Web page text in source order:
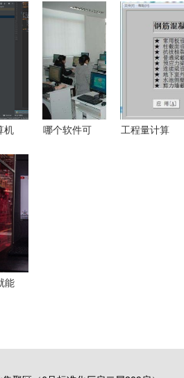
栈解决方案
理软件设计
与实现
机
工
哪个软件可
工程量计算
能